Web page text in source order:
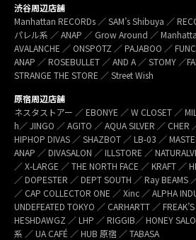
渋谷周辺店舗
Manhattan RECORDs ／ SAM’s Shibuya ／
パレル系 ／ ANAP ／ Grow Around ／
AVALANCHE ／ ONSPOTZ ／ PAJABOO ／
ANAP ／ ROSEBULLET ／ AND A ／ STOMY ／
STRANGE THE STORE ／ Street Wish
原宿周辺店舗
ネスタストアー ／ EBONYE ／ W CLOSET ／
h／ JINGO ／ AGITO ／ AQUA SILVER ／
HIPHOP DIVAS ／ SHAZBOT ／ LB-03 ／
ANAP ／ DIVASALON ／ ILLSTORE ／
／ X-LARGE ／ THE NORTH FACE ／ KRAFT ／
／ DOPESTER ／ DEPT SOUTH ／ Ray BEAMS
／ CAP COLLECTOR ONE ／ Xinc ／ ALPHA
UNDEFEATED TOKYO ／ CARHARTT ／
HESHDAWGZ ／ LHP ／ RIGGIB／ HONEY
系 ／ UA CAFÉ ／ HUB 原宿 ／ TABASA